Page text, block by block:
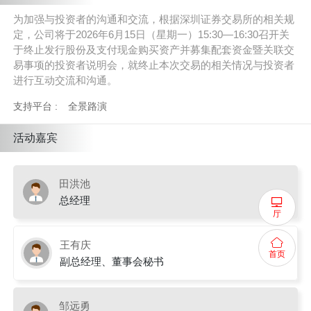
为加强与投资者的沟通和交流，根据深圳证券交易所的相关规
定，公司将于2026年6月 15日（星期一） 15:30—16:30召开关
于终止发行股份及支付现金购买资产并募集配套资金暨关联交
易事项的投资者说明会，就终止本次交易的相关情况与投资者
进行互动交流和沟通。
支持平台 : 全景路演
活动嘉宾
田洪池
总经理
王有庆
副总经理、董事会秘书
邹远勇
厅
首页